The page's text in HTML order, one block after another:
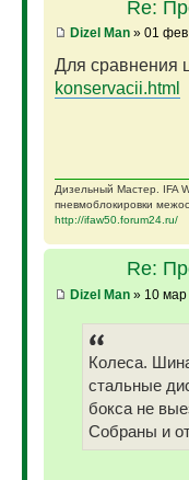
Re:
Dizel Man» 01 фев
Для сравнения
konservacii.html
Дизельный Мастер. IFA
пневмоблокировки
http://ifaw50.forum24.ru/
Re:
Dizel Man» 10 мар
Колеса.
стальные
бокса не
Собраны и